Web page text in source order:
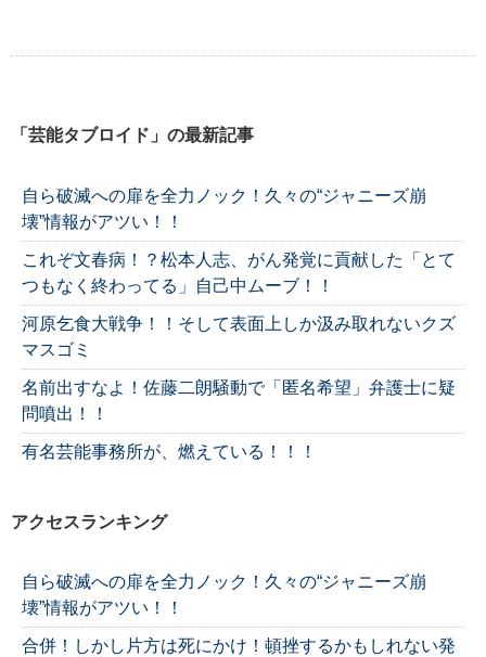
「芸能タブロイド」の最新記事
自ら破滅への扉を全力ノック！久々の“ジャニーズ崩
壊”情報がアツい！！
これぞ文春病！？松本人志、がん発覚に貢献した「とて
つもなく終わってる」自己中ムーブ！！
河原乞食大戦争！！そして表面上しか汲み取れないクズ
マスゴミ
名前出すなよ！佐藤二朗騒動で「匿名希望」弁護士に疑
問噴出！！
有名芸能事務所が、燃えている！！！
アクセスランキング
自ら破滅への扉を全力ノック！久々の“ジャニーズ崩
壊”情報がアツい！！
合併！しかし片方は死にかけ！頓挫するかもしれない発